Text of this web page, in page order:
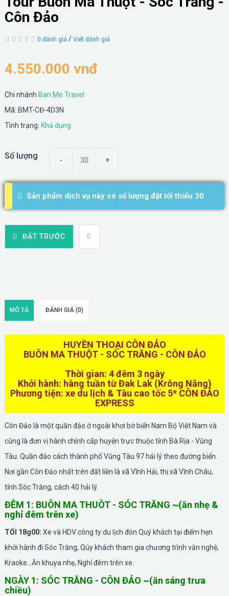
Côn Đảo
0 đánh giá / Viết đánh giá
4.550.000 vnđ
Chi nhánh Ban Me Travel
Mã: BMT-CĐ-4D3N
Tình trạng: Khả dụng
Số lượng
Sản phẩm dịch vụ này có số lượng đặt tối thiểu 30
ĐẶT TRƯỚC
MÔ TẢ ĐÁNH GIÁ (0)
HUYỀN THOẠI CÔN ĐẢO
BUÔN MA THUỘT - SÓC TRĂNG - CÔN ĐẢO
Thời gian: 4 đêm 3 ngày
Khởi hành: hàng tuần từ Đak Lak (Krông Năng)
Phương tiện: xe du lịch & Tàu cao tốc 5* CÔN ĐẢO
EXPRESS
Côn Đảo là một quần đảo ở ngoài khơi bờ biển Nam Bộ Việt Nam và
cũng là đơn vị hành chính cấp huyện trực thuộc tỉnh Bà Rịa - Vũng
Tàu. Quần đảo cách thành phố Vũng Tàu 97 hải lý theo đường biển.
Nơi gần Côn Đảo nhất trên đất liền là xã Vĩnh Hải, thị xã Vĩnh Châu,
tỉnh Sóc Trăng, cách 40 hải lý.
ĐÊM 1: BUÔN MA THUÔT - SÓC TRĂNG ~(ăn nhẹ &
nghỉ đêm trên xe)
TỐI 18g00: Xe và HDV công ty du lịch đón Quý khách tại điểm hẹn
khởi hành đi Sóc Trăng, Qúy khách tham gia chương trình văn nghệ,
Kraoke…Ăn khuya nhẹ, Nghỉ đêm trên xe.
NGÀY 1: SÓC TRĂNG - CÔN ĐẢO ~(ăn sáng trưa
chiều)